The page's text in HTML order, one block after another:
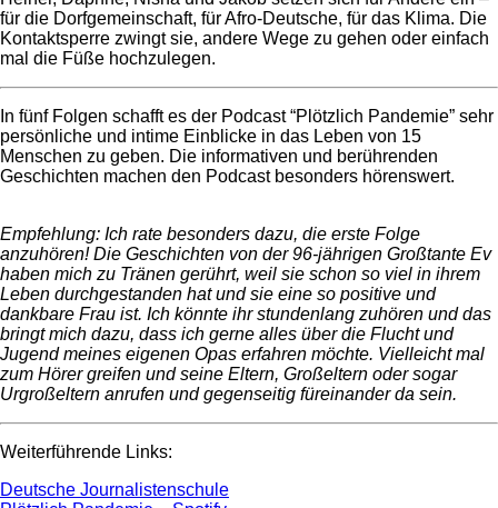
für die Dorfgemeinschaft, für Afro-Deutsche, für das Klima. Die
Kontaktsperre zwingt sie, andere Wege zu gehen oder einfach
mal die Füße hochzulegen.
In fünf Folgen schafft es der Podcast “Plötzlich Pandemie” sehr
persönliche und intime Einblicke in das Leben von 15
Menschen zu geben. Die informativen und berührenden
Geschichten machen den Podcast besonders hörenswert.
Empfehlung: Ich rate besonders dazu, die erste Folge
anzuhören! Die Geschichten von der 96-jährigen Großtante Ev
haben mich zu Tränen gerührt, weil sie schon so viel in ihrem
Leben durchgestanden hat und sie eine so positive und
dankbare Frau ist. Ich könnte ihr stundenlang zuhören und das
bringt mich dazu, dass ich gerne alles über die Flucht und
Jugend meines eigenen Opas erfahren möchte. Vielleicht mal
zum Hörer greifen und seine Eltern, Großeltern oder sogar
Urgroßeltern anrufen und gegenseitig füreinander da sein.
Weiterführende Links:
Deutsche Journalistenschule